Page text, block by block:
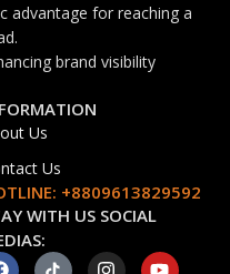
advantage for reaching a
brand visibility
Us
Us
+8809613829592
WITH US SOCIAL